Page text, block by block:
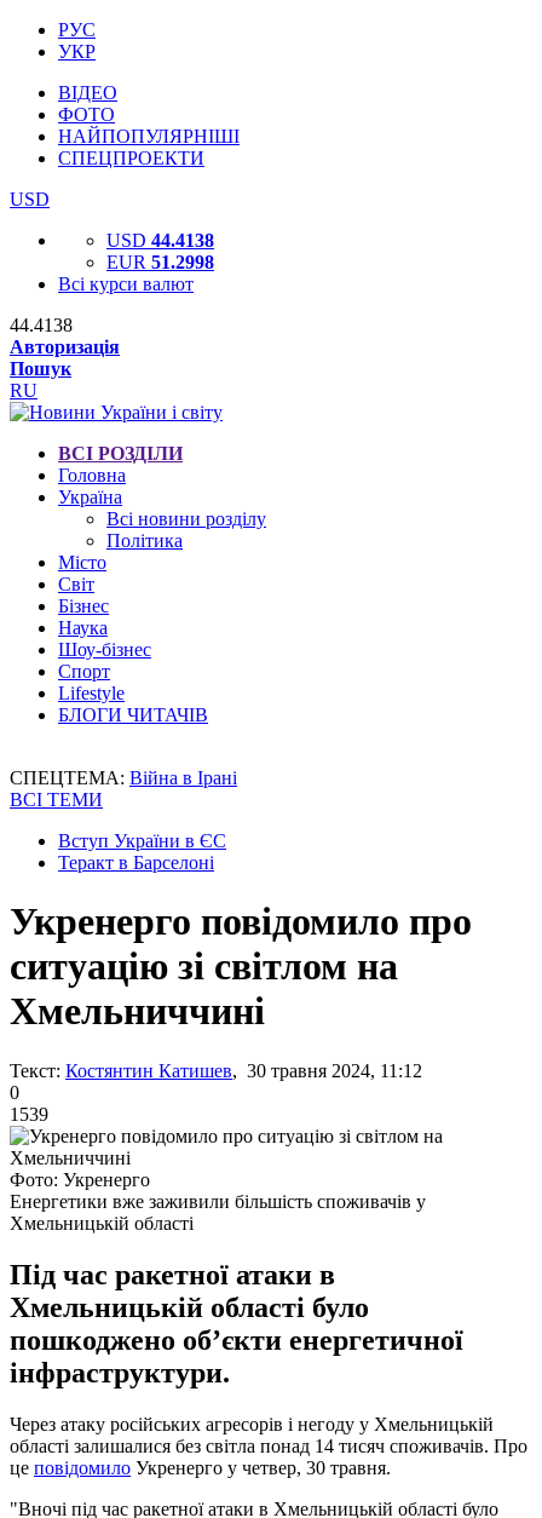
РУС
УКР
ВІДЕО
ФОТО
НАЙПОПУЛЯРНІШІ
СПЕЦПРОЕКТИ
USD
USD 44.4138
EUR 51.2998
Всі курси валют
44.4138
Авторизація
Пошук
RU
ВСІ РОЗДІЛИ
Головна
Україна
Всі новини розділу
Політика
Місто
Світ
Бізнес
Наука
Шоу-бізнес
Спорт
Lifestyle
БЛОГИ ЧИТАЧІВ
СПЕЦТЕМА: Війна в Ірані
ВСІ ТЕМИ
Вступ України в ЄС
Теракт в Барселоні
Укренерго повідомило про
ситуацію зі світлом на
Хмельниччині
Текст: Костянтин Катишев, 30 травня 2024, 11:12
0
1539
Фото: Укренерго
Енергетики вже заживили більшість споживачів у
Хмельницькій області
Під час ракетної атаки в
Хмельницькій області було
пошкоджено об’єкти енергетичної
інфраструктури.
Через атаку російських агресорів і негоду у Хмельницькій
області залишалися без світла понад 14 тисяч споживачів. Про
це повідомило Укренерго у четвер, 30 травня.
"Вночі під час ракетної атаки в Хмельницькій області було